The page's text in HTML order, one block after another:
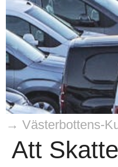
→ Västerbottens-
Att